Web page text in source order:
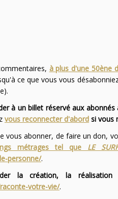
à plus d'une 50ène
ce que vous vous
à un billet réservé aux
vous reconnecter d'abordsi vous
vous abonner, de faire un don,
métrages tel que LE
personne/.
la création, la
votre-vie/.